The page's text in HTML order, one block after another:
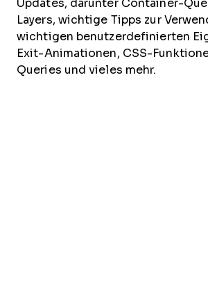
Updates, darunter Container-
Layers, wichtige Tipps zur
wichtigen benutzerdefinierten
Exit-Animationen, CSS-
Queries und vieles mehr.